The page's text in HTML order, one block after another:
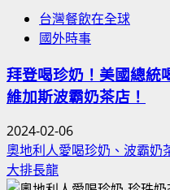
台灣餐飲在全球
國外時事
拜登喝珍奶！美國總統
維加斯波霸奶茶店！
2024-02-06
奧地利人愛喝珍奶、波霸奶
大排長龍